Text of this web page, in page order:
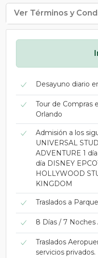
Ver Términos y
Desayuno diario
Tour de Compras
Orlando
Admisión a los
UNIVERSAL
ADVENTURE 1
día DISNEY
HOLLYWOOD
KINGDOM
Traslados a
8 Días / 7
Traslados
servicios privados.